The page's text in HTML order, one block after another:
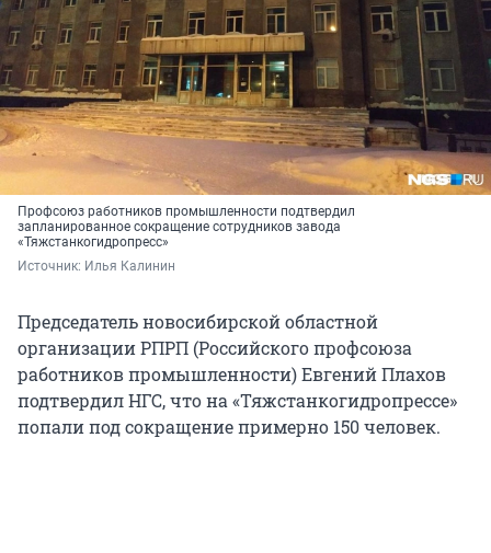
Профсоюз работников промышленности подтвердил
запланированное сокращение сотрудников завода
«Тяжстанкогидропресс»
Источник: Илья Калинин
Председатель новосибирской областной
организации РПРП (Российского профсоюза
работников промышленности) Евгений Плахов
подтвердил НГС, что на «Тяжстанкогидропрессе»
попали под сокращение примерно 150 человек.